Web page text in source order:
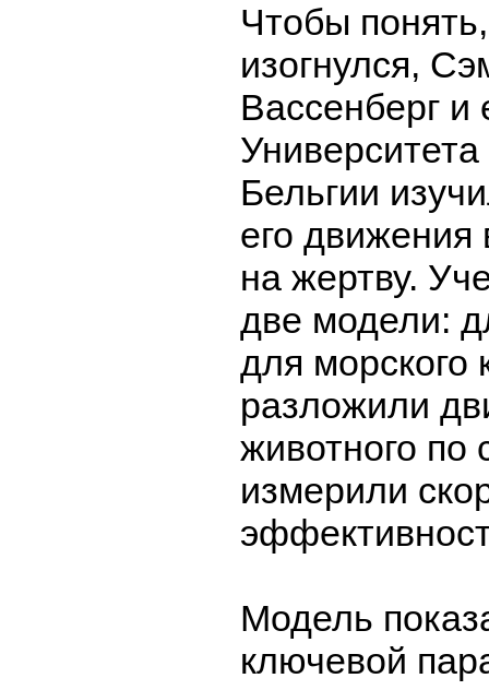
Чтобы
изогнулся,
Вассенберг и
Бельгии
его движения
на жертву.
две модели:
для морского
разложили
животного
измерили
Модель
ключевой